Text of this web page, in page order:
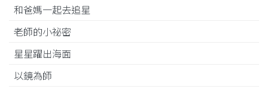
和爸媽一起去追星
老師的小祕密
星星躍出海面
以鏡為師